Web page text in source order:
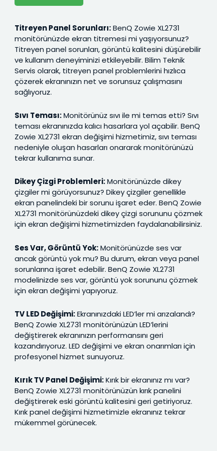
Titreyen Panel Sorunları:BenQ Zowie XL2731
monitörünüzde ekran titremesi mi yaşıyorsunuz?
Titreyen panel sorunları, görüntü kalitesini düşürebilir
ve kullanım deneyiminizi etkileyebilir. Bilim Teknik
Servis olarak, titreyen panel problemlerini hızlıca
çözerek ekranınızın net ve sorunsuz çalışmasını
sağlıyoruz.
Sıvı Teması:Monitörünüz sıvı ile mi temas etti? Sıvı
teması ekranınızda kalıcı hasarlara yol açabilir. BenQ
Zowie XL2731 ekran değişimi hizmetimiz, sıvı teması
nedeniyle oluşan hasarları onararak monitörünüzü
tekrar kullanıma sunar.
Dikey Çizgi Problemleri:Monitörünüzde dikey
çizgiler mi görüyorsunuz? Dikey çizgiler genellikle
ekran panelindeki bir sorunu işaret eder. BenQ Zowie
XL2731 monitörünüzdeki dikey çizgi sorununu çözmek
için ekran değişimi hizmetimizden faydalanabilirsiniz.
Ses Var, Görüntü Yok:Monitörünüzde ses var
ancak görüntü yok mu? Bu durum, ekran veya panel
sorunlarına işaret edebilir. BenQ Zowie XL2731
modelinizde ses var, görüntü yok sorununu çözmek
için ekran değişimi yapıyoruz.
TV LED Değişimi:Ekranınızdaki LED’ler mi arızalandı?
BenQ Zowie XL2731 monitörünüzün LED’lerini
değiştirerek ekranınızın performansını geri
kazandırıyoruz. LED değişimi ve ekran onarımları için
profesyonel hizmet sunuyoruz.
Kırık TV Panel Değişimi:Kırık bir ekranınız mı var?
BenQ Zowie XL2731 monitörünüzün kırık panelini
değiştirerek eski görüntü kalitesini geri getiriyoruz.
Kırık panel değişimi hizmetimizle ekranınız tekrar
mükemmel görünecek.